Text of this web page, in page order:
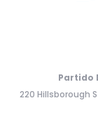
Partido
220 Hillsborough